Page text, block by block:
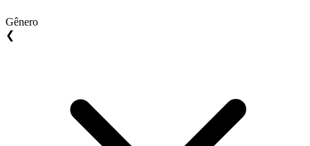
Gênero
❮